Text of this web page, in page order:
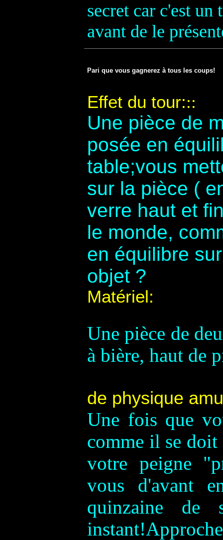
secret car c'est
avant de le
Pari que vous gagnerez à tous les coups!
Effet du tour:::
Une pièce de
posée en
table;vous
sur la pièce (
verre haut et
le monde,
en équilibre
objet ?
Matériel:
Une pièce de
à bière, haut de
de physique
Une fois que
comme il se doit
votre peigne
vous d'avant
quinzaine de